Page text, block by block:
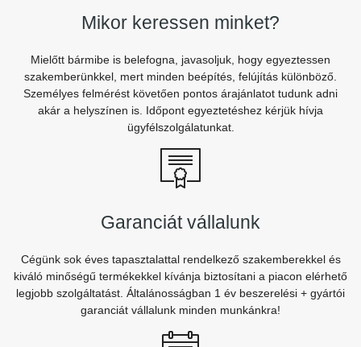
Mikor keressen minket?
Mielőtt bármibe is belefogna, javasoljuk, hogy egyeztessen
szakemberünkkel, mert minden beépítés, felújítás különböző.
Személyes felmérést követően pontos árajánlatot tudunk adni
akár a helyszínen is. Időpont egyeztetéshez kérjük hívja
ügyfélszolgálatunkat.
Garanciát vállalunk
Cégünk sok éves tapasztalattal rendelkező szakemberekkel és
kiváló minőségű termékekkel kívánja biztosítani a piacon elérhető
legjobb szolgáltatást. Általánosságban 1 év beszerelési + gyártói
garanciát vállalunk minden munkánkra!